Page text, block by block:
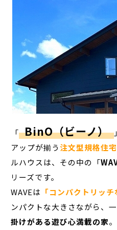
「 BinO（ビーノ）
アップが揃う 注文型規格住宅
ルハウスは、その中の「
リーズです。
WAVEは 「コンパクトリッチ
ンパクトな大きさながら、
掛けがある遊び心満載の家